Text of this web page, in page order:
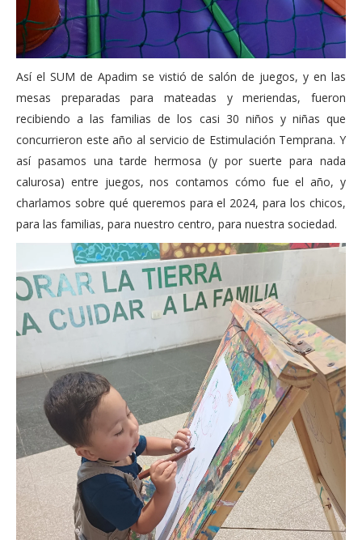
Así el SUM de Apadim se vistió de salón de juegos, y en las
mesas preparadas para mateadas y meriendas, fueron
recibiendo a las familias de los casi 30 niños y niñas que
concurrieron este año al servicio de Estimulación Temprana. Y
así pasamos una tarde hermosa (y por suerte para nada
calurosa) entre juegos, nos contamos cómo fue el año, y
charlamos sobre qué queremos para el 2024, para los chicos,
para las familias, para nuestro centro, para nuestra sociedad.